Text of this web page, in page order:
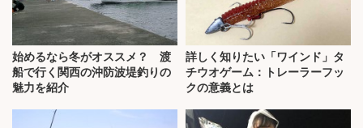
始めるなら冬がオススメ？ 渡
船で行く関西の沖防波堤釣りの
魅力を紹介
詳しく知りたい「ワインド」タ
チウオゲーム：トレーラーフッ
クの意義とは